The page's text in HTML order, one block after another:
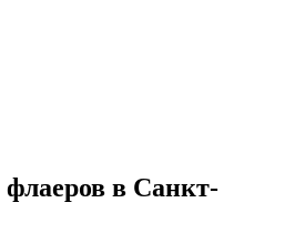
в Санкт-